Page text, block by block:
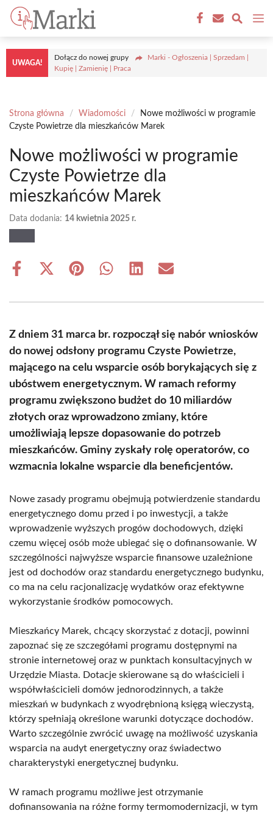
Przejdź
treści
UWAGA!
Dołącz do nowej grupy
Marki - Ogłoszenia | Sprzedam |
Kupię | Zamienię | Praca
Strona główna / Wiadomości /
Nowe możliwości w programie
Czyste Powietrze dla mieszkańców Marek
Nowe możliwości w programie
Czyste Powietrze dla
mieszkańców Marek
Data dodania: 14 kwietnia 2025 r.
Share
Share
(Twitter)
Share Share Share Share
Z dniem 31 marca br. rozpoczął się nabór wniosków
do nowej odsłony programu Czyste Powietrze,
mającego na celu wsparcie osób borykających się z
ubóstwem energetycznym. W ramach reformy
programu zwiększono budżet do 10 miliardów
złotych oraz wprowadzono zmiany, które
umożliwiają lepsze dopasowanie do potrzeb
mieszkańców. Gminy zyskały rolę operatorów, co
wzmacnia lokalne wsparcie dla beneficjentów.
Nowe zasady programu obejmują potwierdzenie standardu
energetycznego domu przed i po inwestycji, a także
wprowadzenie wyższych progów dochodowych, dzięki
czemu więcej osób może ubiegać się o dofinansowanie. W
szczególności najwyższe wsparcie finansowe uzależnione
jest od dochodów oraz standardu energetycznego budynku,
co ma na celu racjonalizację wydatków oraz efektywne
wykorzystanie środków pomocowych.
Mieszkańcy Marek, chcący skorzystać z dotacji, powinni
zapoznać się ze szczegółami programu dostępnymi na
stronie internetowej oraz w punktach konsultacyjnych w
Urzędzie Miasta. Dotacje skierowane są do właścicieli i
współwłaścicieli domów jednorodzinnych, a także
mieszkań w budynkach z wyodrębnioną księgą wieczystą,
którzy spełniają określone warunki dotyczące dochodów.
Warto szczególnie zwrócić uwagę na możliwość uzyskania
wsparcia na audyt energetyczny oraz świadectwo
charakterystyki energetycznej budynku.
W ramach programu możliwe jest otrzymanie
dofinansowania na różne formy termomodernizacji, w tym